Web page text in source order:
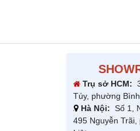
Trụ sở HCM:
Túy, phường
Hà Nội: Số 1,
495 Nguyễn